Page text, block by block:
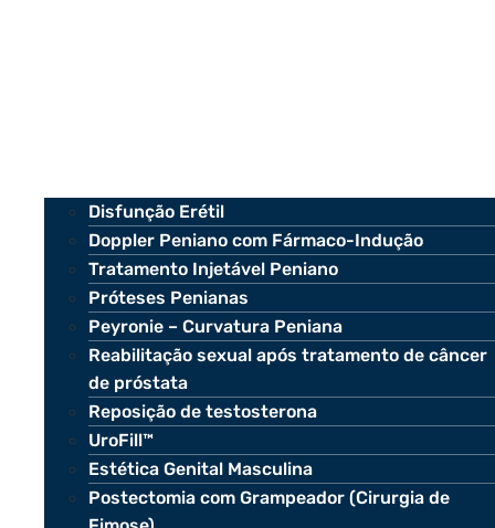
Disfunção Erétil
Doppler Peniano com Fármaco-Indução
Tratamento Injetável Peniano
Próteses Penianas
Peyronie – Curvatura Peniana
Reabilitação sexual após tratamento de câncer
de próstata
Reposição de testosterona
UroFill™
Estética Genital Masculina
Postectomia com Grampeador (Cirurgia de